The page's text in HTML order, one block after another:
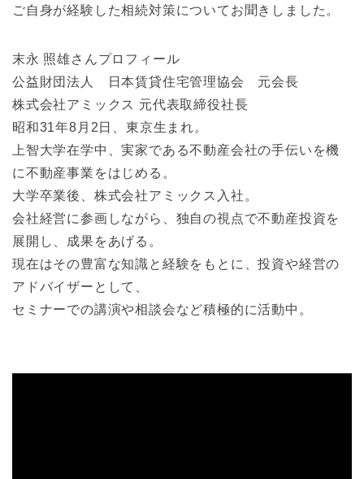
ご自身が経験した相続対策についてお聞きしました。
末永 照雄さんプロフィール
公益財団法人 日本賃貸住宅管理協会 元会長
株式会社アミックス 元代表取締役社長
昭和31年8月2日、東京生まれ。
上智大学在学中、実家である不動産会社の手伝いを機
に不動産事業をはじめる。
大学卒業後、株式会社アミックス入社。
会社経営に参画しながら、独自の視点で不動産投資を
展開し、成果をあげる。
現在はその豊富な知識と経験をもとに、投資や経営の
アドバイザーとして、
セミナーでの講演や相談会など積極的に活動中。